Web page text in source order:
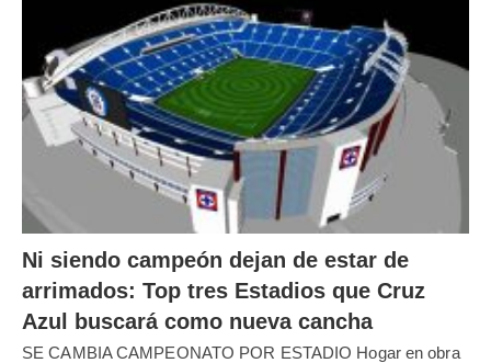
Ni siendo campeón dejan de estar de
arrimados: Top tres Estadios que Cruz
Azul buscará como nueva cancha
SE CAMBIA CAMPEONATO POR ESTADIO Hogar en obra